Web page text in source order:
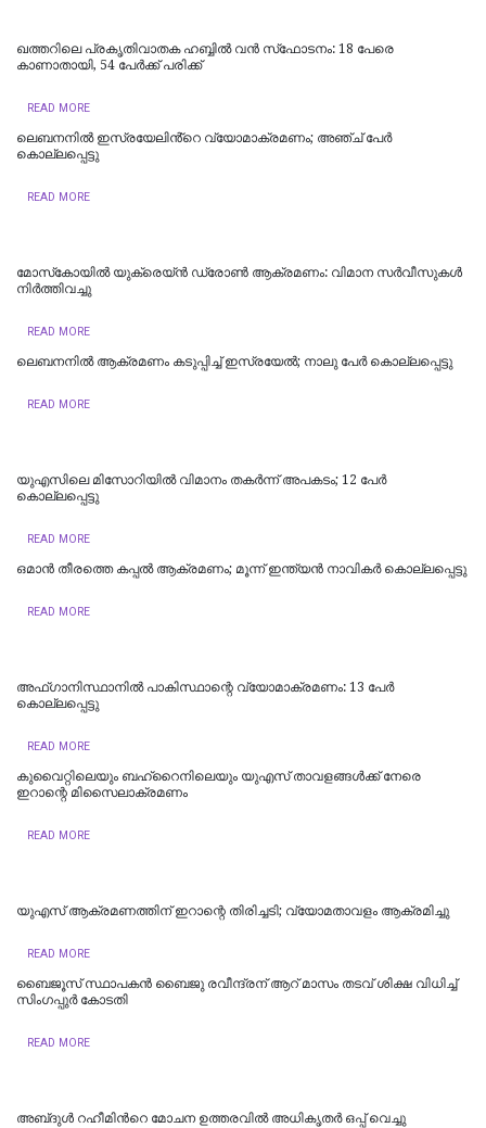
ഖത്തറിലെ പ്രകൃതിവാതക ഹബ്ബിൽ വൻ സ്‌ഫോടനം: 18 പേരെ
കാണാതായി, 54 പേർക്ക് പരിക്ക്
READ MORE
ലെബനനിൽ ഇസ്രയേലിൻ്റെ വ്യോമാക്രമണം; അഞ്ച് പേർ
കൊല്ലപ്പെട്ടു
READ MORE
മോസ്‌കോയില്‍ യുക്രെയ്ൻ ഡ്രോൺ ആക്രമണം: വിമാന സര്‍വീസുകള്‍
നിര്‍ത്തിവച്ചു
READ MORE
ലെബനനില്‍ ആക്രമണം കടുപ്പിച്ച് ഇസ്രയേല്‍; നാലു പേര്‍ കൊല്ലപ്പെട്ടു
READ MORE
യുഎസിലെ മിസോറിയില്‍ വിമാനം തകർന്ന് അപകടം; 12 പേർ
കൊല്ലപ്പെട്ടു
READ MORE
ഒമാന്‍ തീരത്തെ കപ്പല്‍ ആക്രമണം; മൂന്ന് ഇന്ത്യന്‍ നാവികര്‍ കൊല്ലപ്പെട്ടു
READ MORE
അഫ്ഗാനിസ്ഥാനിൽ പാകിസ്ഥാന്റെ വ്യോമാക്രമണം: 13 പേർ
കൊല്ലപ്പെട്ടു
READ MORE
കുവൈറ്റിലെയും ബഹ്‌റൈനിലെയും യുഎസ് താവളങ്ങൾക്ക് നേരെ
ഇറാന്റെ മിസൈലാക്രമണം
READ MORE
യുഎസ് ആക്രമണത്തിന് ഇറാന്റെ തിരിച്ചടി; വ്യോമതാവളം ആക്രമിച്ചു
READ MORE
ബൈജൂസ് സ്ഥാപകൻ ബൈജു രവീന്ദ്രന് ആറ് മാസം തടവ് ശിക്ഷ വിധിച്ച്
സിംഗപ്പുർ കോടതി
READ MORE
അബ്‌ദുൾ റഹീമിന്‍റെ മോചന ഉത്തരവിൽ അധികൃതര്‍ ഒപ്പ് വെച്ചു